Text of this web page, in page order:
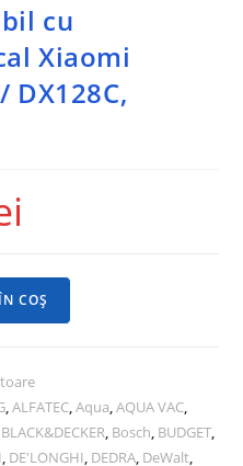
cu
Xiaomi
DX128C,
COȘ
,ALFATEC,Aqua,AQUA VAC,
BLACK&DECKER, Bosch, BUDGET,
, DE'LONGHI, DEDRA, DeWalt,